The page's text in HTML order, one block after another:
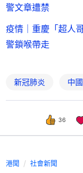
警文章遭禁
疫情｜重慶「超人
警鎖喉帶走
新冠肺炎 中
36
港聞 社會新聞